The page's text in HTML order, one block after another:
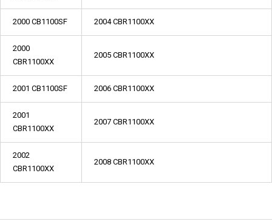
2000 CB1100SF 2004 CBR1100XX
2000
CBR1100XX
2005 CBR1100XX
2001 CB1100SF 2006 CBR1100XX
2001
CBR1100XX
2007 CBR1100XX
2002
CBR1100XX
2008 CBR1100XX